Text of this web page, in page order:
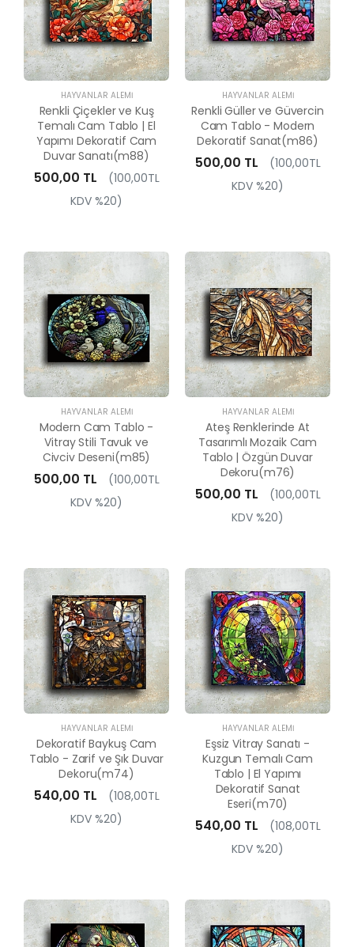
HAYVANLAR ALEMI
Renkli Çiçekler ve Kuş
Temalı Cam Tablo | El
Yapımı Dekoratif Cam
Duvar Sanatı(m88)
500,00 TL
(100,00TL
KDV %20)
HAYVANLAR ALEMI
Renkli Güller ve Güvercin
Cam Tablo - Modern
Dekoratif Sanat(m86)
500,00 TL
(100,00TL
KDV %20)
HAYVANLAR ALEMI
Modern Cam Tablo -
Vitray Stili Tavuk ve
Civciv Deseni(m85)
500,00 TL
(100,00TL
KDV %20)
HAYVANLAR ALEMI
Ateş Renklerinde At
Tasarımlı Mozaik Cam
Tablo | Özgün Duvar
Dekoru(m76)
500,00 TL
(100,00TL
KDV %20)
HAYVANLAR ALEMI
Dekoratif Baykuş Cam
Tablo - Zarif ve Şık Duvar
Dekoru(m74)
540,00 TL
(108,00TL
KDV %20)
HAYVANLAR ALEMI
Eşsiz Vitray Sanatı -
Kuzgun Temalı Cam
Tablo | El Yapımı
Dekoratif Sanat
Eseri(m70)
540,00 TL
(108,00TL
KDV %20)